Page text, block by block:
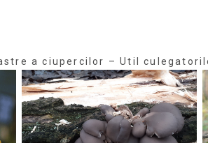
a ciupercilor – Util